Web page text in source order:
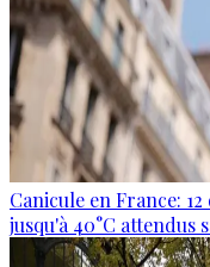
Canicule en France:
jusqu'à 40°C attendus